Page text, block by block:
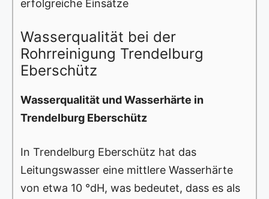
erfolgreiche Einsätze
Wasserqualität bei der
Rohrreinigung Trendelburg
Eberschütz
Wasserqualität und Wasserhärte in
Trendelburg Eberschütz
In Trendelburg Eberschütz hat das
Leitungswasser eine mittlere Wasserhärte
von etwa 10 °dH, was bedeutet, dass es als